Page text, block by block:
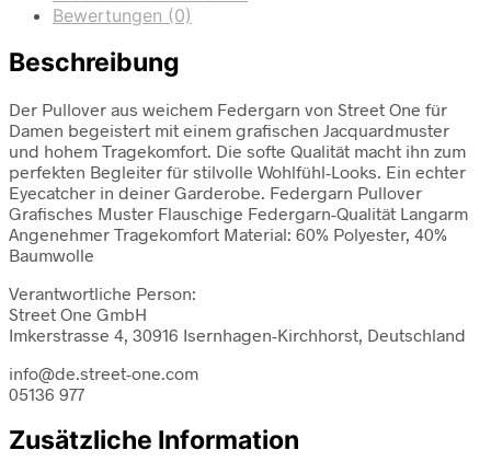
Bewertungen (0)
Beschreibung
Der Pullover aus weichem Federgarn von Street One für
Damen begeistert mit einem grafischen Jacquardmuster
und hohem Tragekomfort. Die softe Qualität macht ihn zum
perfekten Begleiter für stilvolle Wohlfühl-Looks. Ein echter
Eyecatcher in deiner Garderobe. Federgarn Pullover
Grafisches Muster Flauschige Federgarn-Qualität Langarm
Angenehmer Tragekomfort Material: 60% Polyester, 40%
Baumwolle
Verantwortliche Person:
Street One GmbH
Imkerstrasse 4, 30916 Isernhagen-Kirchhorst, Deutschland
info@de.street-one.com
05136 977
Zusätzliche Information